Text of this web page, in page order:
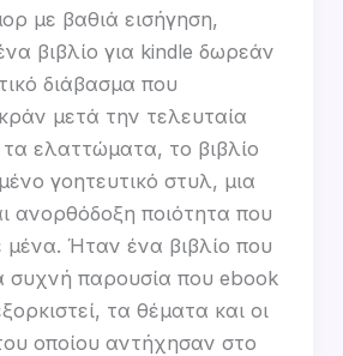
με βαθιά εισήγηση,
βιβλίο για kindle δωρεάν
διάβασμα που
μετά την τελευταία
ελαττώματα, το βιβλίο
γοητευτικό στυλ, μια
ανορθόδοξη ποιότητα που
Ήταν ένα βιβλίο που
συχνή παρουσία που ebook
τα θέματα και οι
οποίου αντήχησαν στο